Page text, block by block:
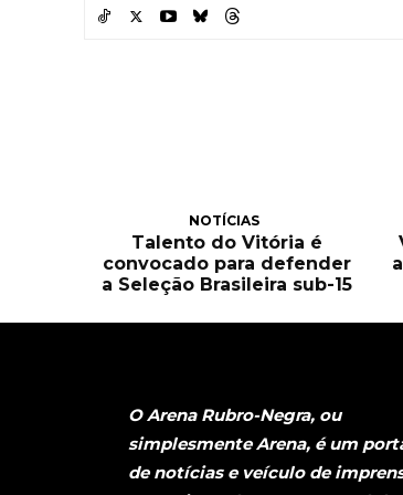
NOTÍCIAS
Talento do Vitória é
convocado para defender
a Seleção Brasileira sub-15
O Arena Rubro-Negra, ou
simplesmente Arena, é um
de notícias e veículo de